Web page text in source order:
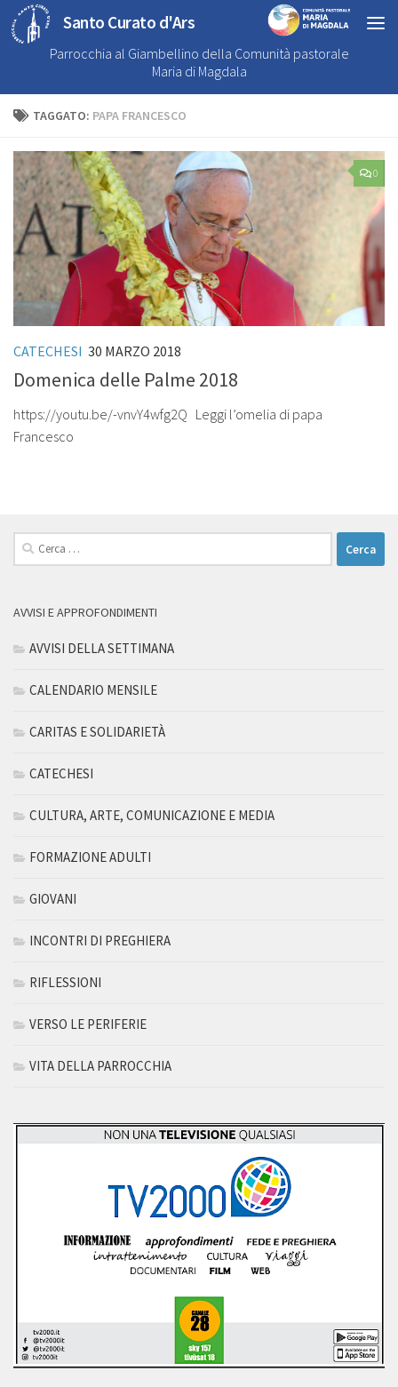
Santo Curato d'Ars
Parrocchia al Giambellino della Comunità pastorale
Maria di Magdala
TAGGATO: PAPA FRANCESCO
0
CATECHESI 30 MARZO 2018
Domenica delle Palme 2018
https://youtu.be/-vnvY4wfg2Q Leggi l’omelia di papa
Francesco
Ricerca
per:
AVVISI E APPROFONDIMENTI
AVVISI DELLA SETTIMANA
CALENDARIO MENSILE
CARITAS E SOLIDARIETÀ
CATECHESI
CULTURA, ARTE, COMUNICAZIONE E MEDIA
FORMAZIONE ADULTI
GIOVANI
INCONTRI DI PREGHIERA
RIFLESSIONI
VERSO LE PERIFERIE
VITA DELLA PARROCCHIA